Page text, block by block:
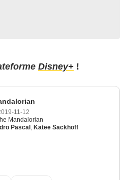
Disney+ !
11-12
Mandalorian
Pascal , Katee Sackhoff